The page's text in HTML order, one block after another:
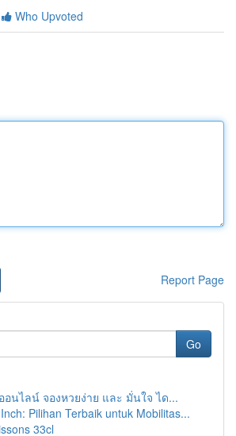
Who Upvoted
Report Page
Go
อนไลน์ จองหวยง่าย และ มั่นใจ ได...
Pilihan Terbaik untuk Mobilitas...
33cl